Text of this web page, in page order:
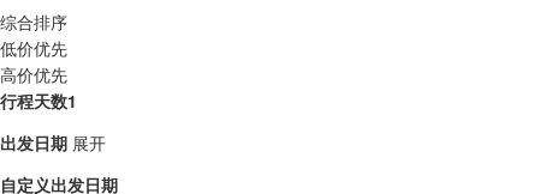
综合排序
低价优先
高价优先
行程天数1
出发日期 展开
自定义出发日期